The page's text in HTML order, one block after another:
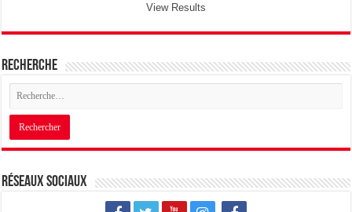
View Results
Recherche
Réseaux sociaux